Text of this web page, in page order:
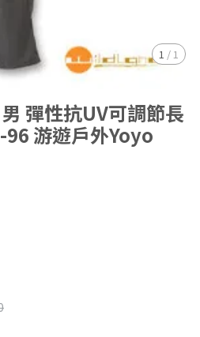
1 /1
彈性抗UV可調節長
游遊戶外Yoyo